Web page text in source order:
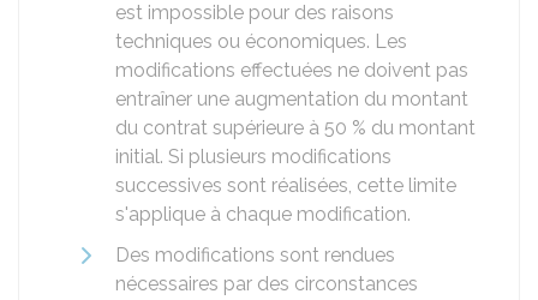
est impossible pour des raisons
techniques ou économiques. Les
modifications effectuées ne doivent pas
entraîner une augmentation du montant
du contrat supérieure à 50 % du montant
initial. Si plusieurs modifications
successives sont réalisées, cette limite
s'applique à chaque modification.
Des modifications sont rendues
nécessaires par des circonstances